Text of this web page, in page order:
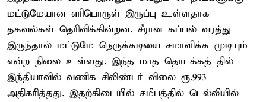
மட்டுமேயான எரிபொருள் இருப்பு உள்ளதாக
தகவல்கள் தெரிவிக்கின்றன. சீரான கப்பல் வரத்து
இருந்தால் மட்டுமே நெருக்கடியை சமாளிக்க முடியும்
என்ற நிலை உள்ளது. இந்த மாத தொடக்கத் தில்
இந்தியாவில் வணிக சிலிண்டர் விலை ரூ.993
அதிகரித்தது. இதற்கிடையில் சமீபத்தில் டெல்லியில்